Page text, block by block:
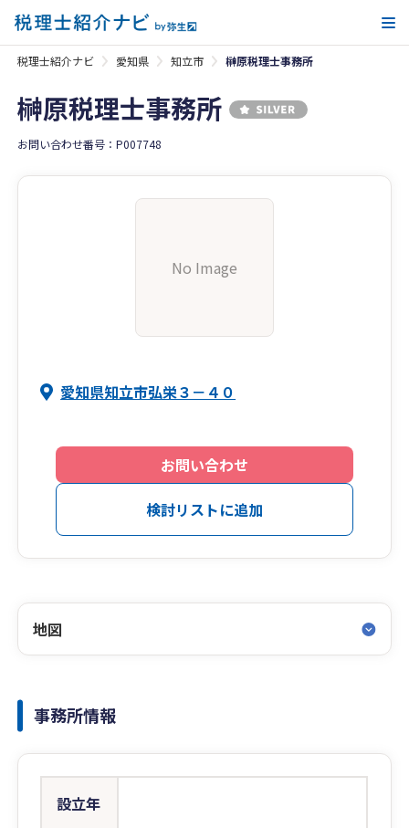
税理士紹介ナビ 愛知県 知立市 榊原税理士事務所
榊原税理士事務所
お問い合わせ番号：P007748
No Image
愛知県知立市弘栄３－４０
お問い合わせ
検討リストに追加
地図
事務所情報
設立年